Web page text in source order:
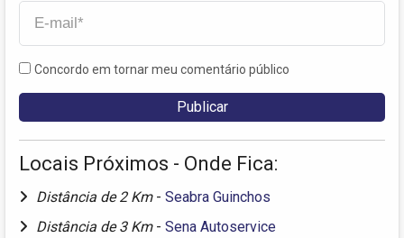
Concordo em tornar meu comentário público
Locais Próximos - Onde Fica:
Distância de 2 Km - Seabra Guinchos
Distância de 3 Km - Sena Autoservice